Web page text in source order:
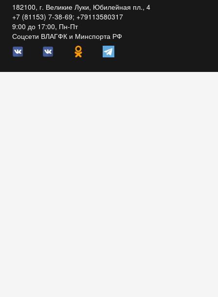
182100, г. Великие Луки, Юбилейная пл., 4
+7 (81153) 7-38-69; +79113580317
9:00 до 17:00, Пн-Пт
Соцсети ВЛАГФК и Минспорта РФ